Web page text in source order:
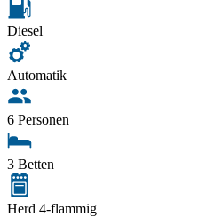
Diesel
Automatik
6 Personen
3 Betten
Herd 4-flammig